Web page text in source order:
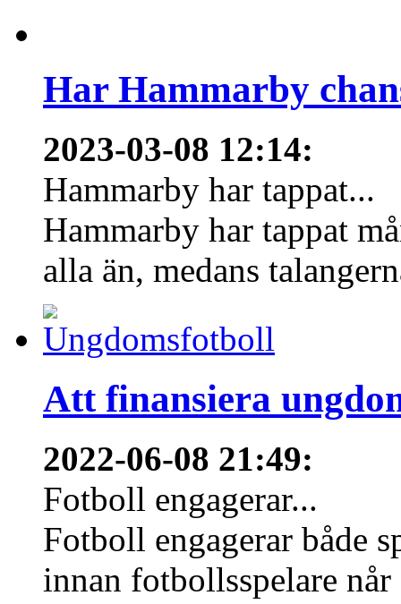
Har Hammarby
2023-03-08 12:14:
Hammarby har tappat...
Hammarby har tappat
alla än, medans
Att finansiera
2022-06-08 21:49:
Fotboll engagerar...
Fotboll engagerar både
innan fotbollsspelare